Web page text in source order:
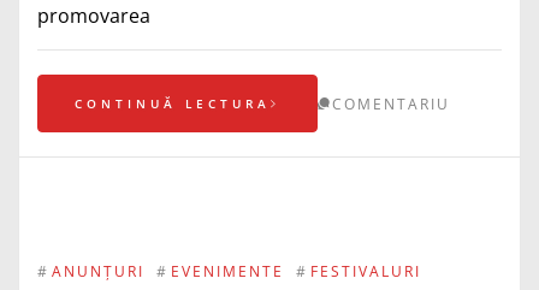
promovarea
CONTINUĂ LECTURA COMENTARIU
# ANUNȚURI # EVENIMENTE # FESTIVALURI